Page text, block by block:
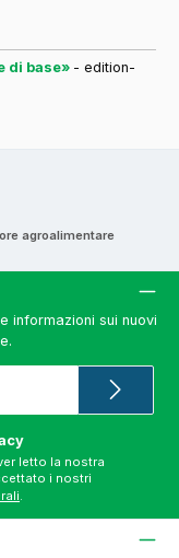
di base» - edition-
agroalimentare
informazioni sui nuovi
.